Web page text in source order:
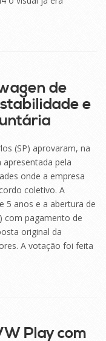
de
e
(SP) aprovaram, na
pela
onde a empresa
coletivo. A
5 anos e a abertura de
com pagamento de
original da
A votação foi feita
Play com